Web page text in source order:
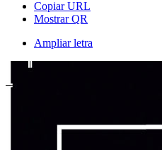
Copiar URL
Mostrar QR
Ampliar letra